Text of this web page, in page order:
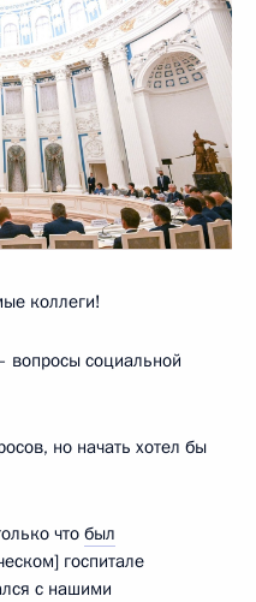
коллеги!
вопросы социальной
но начать хотел бы
что был
госпитале
с нашими